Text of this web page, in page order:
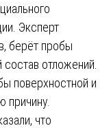
Эксперт
берёт пробы
отложений.
поверхностной и
причину.
что